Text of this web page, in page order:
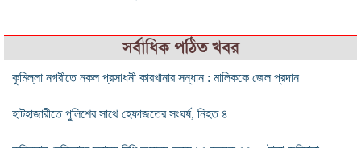
সর্বাধিক পঠিত খবর
কুমিল্লা নগরীতে নকল প্রসাধনী কারখানার সন্ধান : মালিককে জেল প্রদান
হাটহাজারীতে পুলিশের সাথে হেফাজতের সংঘর্ষ, নিহত ৪